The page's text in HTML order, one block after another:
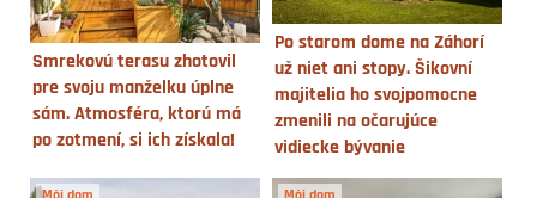
Smrekovú terasu zhotovil
pre svoju manželku úplne
sám. Atmosféra, ktorú má
po zotmení, si ich získala!
Po starom dome na Záhorí
už niet ani stopy. Šikovní
majitelia ho svojpomocne
zmenili na očarujúce
vidiecke bývanie